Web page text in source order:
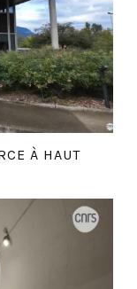
À HAUT